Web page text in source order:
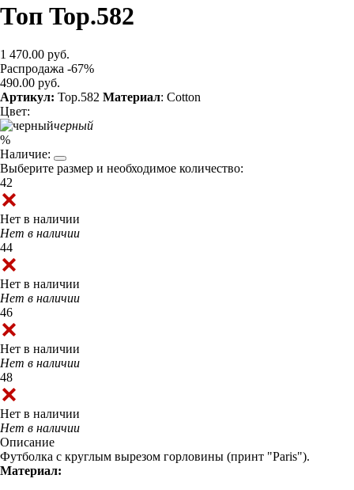
Топ Top.582
1 470.00 руб.
Распродажа -67%
490.00 руб.
Артикул: Top.582 Материал: Cotton
Цвет:
черный
%
Наличие:
Выберите размер и необходимое количество:
42
Нет в наличии
Нет в наличии
44
Нет в наличии
Нет в наличии
46
Нет в наличии
Нет в наличии
48
Нет в наличии
Нет в наличии
Описание
Футболка с круглым вырезом горловины (принт "Paris").
Материал: